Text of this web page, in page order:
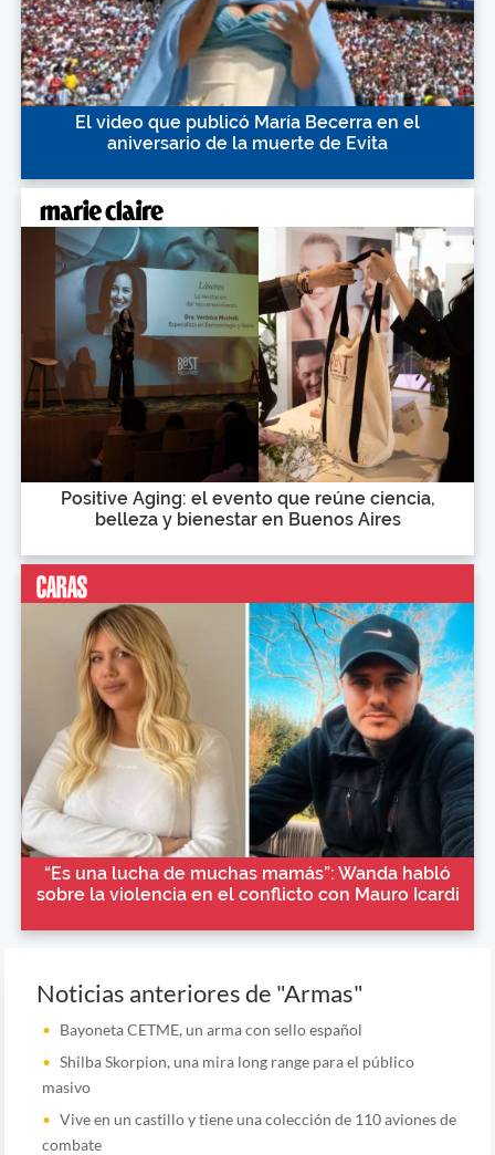
El video que publicó María Becerra en el
aniversario de la muerte de Evita
Positive Aging: el evento que reúne ciencia,
belleza y bienestar en Buenos Aires
“Es una lucha de muchas mamás”: Wanda habló
sobre la violencia en el conflicto con Mauro Icardi
Noticias anteriores de "Armas"
Bayoneta CETME, un arma con sello español
Shilba Skorpion, una mira long range para el público
masivo
Vive en un castillo y tiene una colección de 110 aviones de
combate